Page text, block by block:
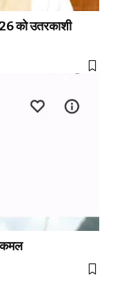
को उतरकाशी
कमल